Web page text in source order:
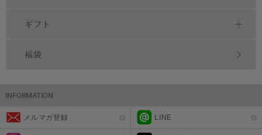
ギフト
福袋
メルマガ登録 LINE